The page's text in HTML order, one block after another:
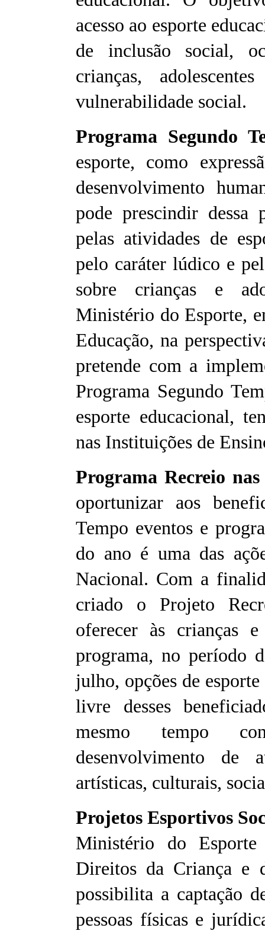
acesso ao esporte
de inclusão social,
crianças,
vulnerabilidade social.
Programa Segundo
esporte, como
desenvolvimento
pode prescindir dessa
pelas atividades de
pelo caráter lúdico e
sobre crianças e
Ministério do Esporte,
Educação, na
pretende com a
Programa Segundo
esporte educacional,
nas Instituições de
Programa Recreio
oportunizar aos
Tempo eventos e
do ano é uma das
Nacional. Com a
criado o Projeto
oferecer às crianças e
programa, no período
julho, opções de
livre desses
mesmo tempo
desenvolvimento de
artísticas, culturais,
Projetos Esportivos
Ministério do
Direitos da Criança e
possibilita a captação
pessoas físicas e